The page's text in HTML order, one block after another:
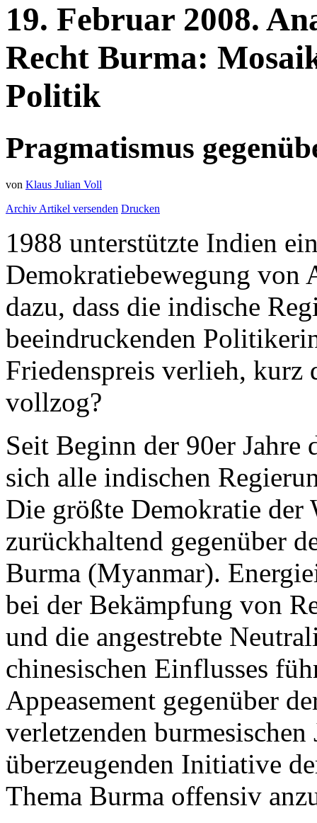
19. Februar 2008.
Recht Burma:
Politik
Pragmatismus
von Klaus Julian Voll
ArchivArtikel versenden Drucken
1988 unterstützte Indien
Demokratiebewegung von
dazu, dass die indische
beeindruckenden
Friedenspreis verlieh, kurz
vollzog?
Seit Beginn der 90er Jahre
sich alle indischen
Die größte Demokratie der
zurückhaltend gegenüber
Burma (Myanmar).
bei der Bekämpfung von
und die angestrebte
chinesischen Einflusses
Appeasement gegenüber
verletzenden
überzeugenden Initiative
Thema Burma offensiv